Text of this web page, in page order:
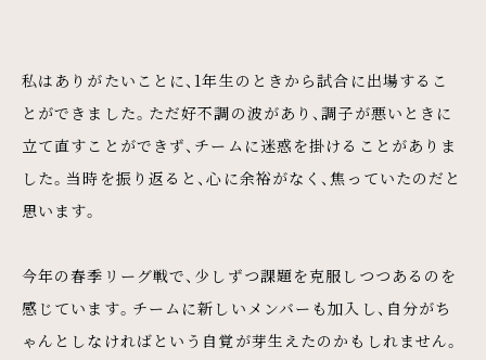
私はありがたいことに、1年生のときから試合に出場するこ
とができました。ただ好不調の波があり、調子が悪いときに
立て直すことができず、チームに迷惑を掛けることがありま
した。当時を振り返ると、心に余裕がなく、焦っていたのだと
思います。
今年の春季リーグ戦で、少しずつ課題を克服しつつあるのを
感じています。チームに新しいメンバーも加入し、自分がち
ゃんとしなければという自覚が芽生えたのかもしれません。